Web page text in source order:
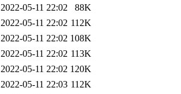
2022-05-11 22:02
88K
2022-05-11 22:02 112K
2022-05-11 22:02 108K
2022-05-11 22:02 113K
2022-05-11 22:02 120K
2022-05-11 22:03 112K